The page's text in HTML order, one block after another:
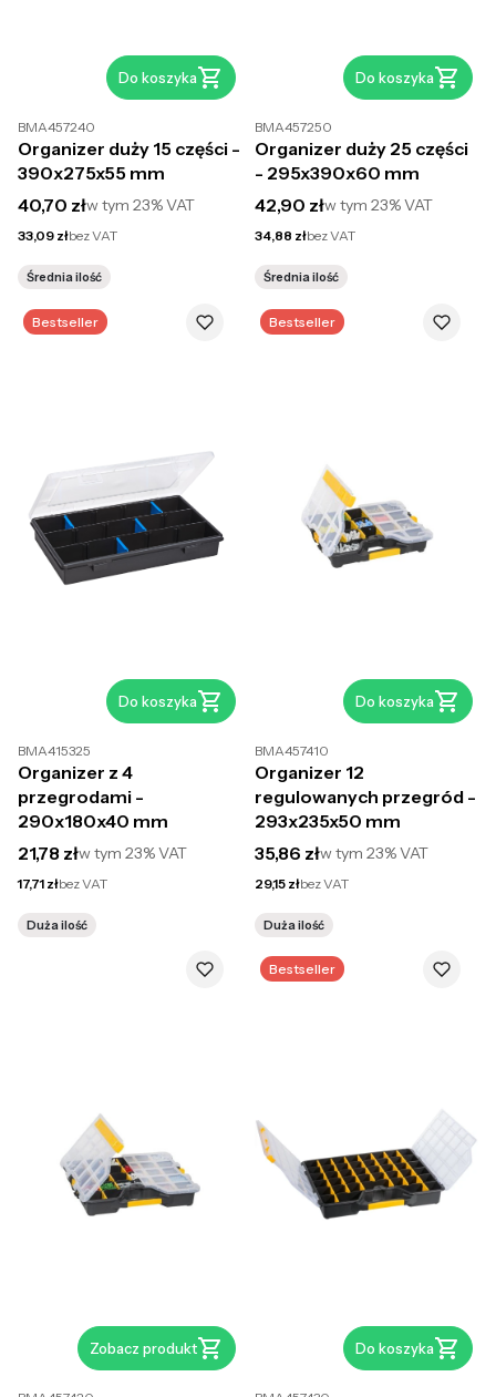
Do koszyka
BMA457240
Organizer duży 15 części -
390x275x55 mm
Cena brutto
40,70 złw tym 23%VAT
Cena netto
33,09 złbez VAT
Średnia ilość
Do koszyka
BMA457250
Organizer duży 25 części
- 295x390x60 mm
Cena brutto
42,90 złw tym23%VAT
Cena netto
34,88 złbez VAT
Średnia ilość
Bestseller
Do koszyka
BMA415325
Organizer z 4
przegrodami -
290x180x40 mm
Cena brutto
21,78 złw tym 23%VAT
Cena netto
17,71 złbez VAT
Duża ilość
Bestseller
Do koszyka
BMA457410
Organizer 12
regulowanych przegród -
293x235x50 mm
Cena brutto
35,86 złw tym23%VAT
Cena netto
29,15 złbez VAT
Duża ilość
Zobacz produkt
Bestseller
Do koszyka